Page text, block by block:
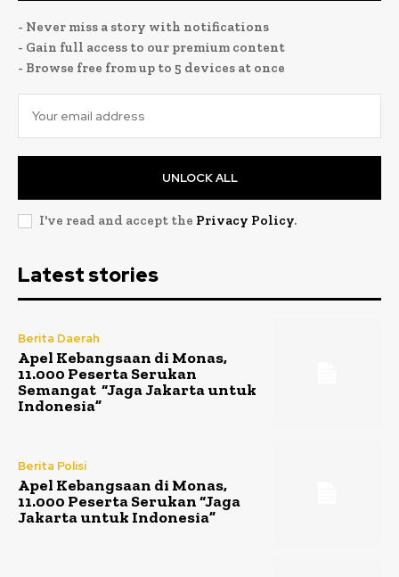
- Never miss a story with notifications
- Gain full access to our premium content
- Browse free from up to 5 devices at once
UNLOCK ALL
I've read and accept the Privacy Policy.
Latest stories
Berita Daerah
Apel Kebangsaan di Monas,
11.000 Peserta Serukan
Semangat “Jaga Jakarta untuk
Indonesia”
Berita Polisi
Apel Kebangsaan di Monas,
11.000 Peserta Serukan “Jaga
Jakarta untuk Indonesia”